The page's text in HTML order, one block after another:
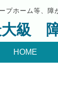
プホーム等、障
級
HOME